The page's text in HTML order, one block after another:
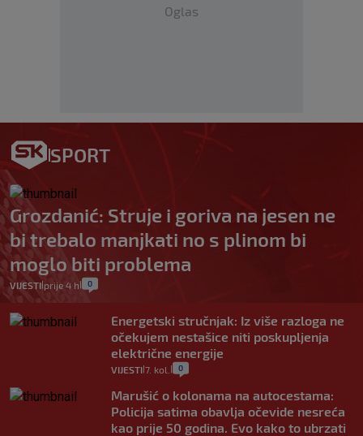
Oglas
SPORT
Grozdanić: Struje i goriva na jesen ne
bi trebalo manjkati no s plinom bi
moglo biti problema
VIJESTI| prije 4 h 0
Energetski stručnjak: Iz više razloga ne
očekujem nestašice niti poskupljenja
električne energije
VIJESTI 7. kol. 0
Marušić o kolonama na autocestama:
Policija satima obavlja očevide nesreća
kao prije 50 godina. Evo kako to ubrzati